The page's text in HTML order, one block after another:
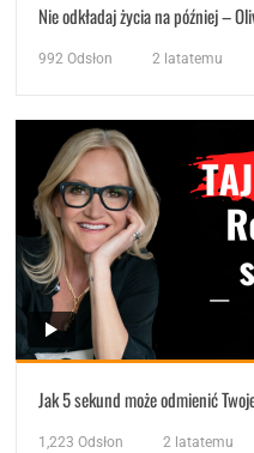
Nie odkładaj życia na później –
992 Odsłon 2 latatemu
Jak 5 sekund może odmienić
1,223 Odsłon 2 latatemu